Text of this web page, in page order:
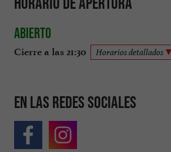
Abierto
Cierre a las 21:30 Horarios detallados
En las redes sociales